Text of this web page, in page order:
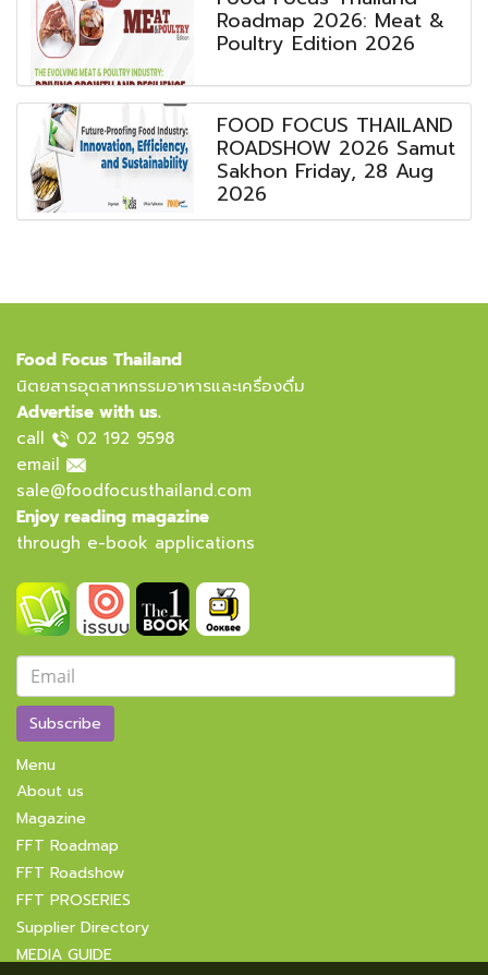
Roadmap 2026: Meat &
Poultry Edition 2026
FOOD FOCUS THAILAND
ROADSHOW 2026 Samut
Sakhon Friday, 28 Aug
2026
Food Focus Thailand
นิตยสารอุตสาหกรรมอาหารและเครื่องดื่ม
Advertise with us.
call
02 192 9598
email
sale@foodfocusthailand.com
Enjoy reading magazine
through e-book applications
Subscribe
Menu
About us
Magazine
FFT Roadmap
FFT Roadshow
FFT PROSERIES
Supplier Directory
MEDIA GUIDE